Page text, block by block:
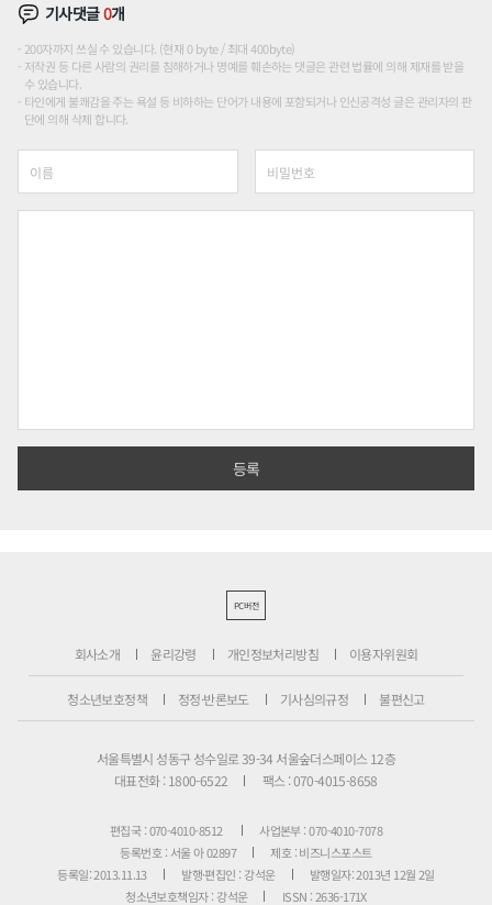
기사댓글0개
200자까지 쓰실 수 있습니다. (현재 0 byte / 최대 400byte)
저작권 등 다른 사람의 권리를 침해하거나 명예를 훼손하는 댓글은 관련 법률에 의해 제재를 받을
수 있습니다.
타인에게 불쾌감을 주는 욕설 등 비하하는 단어가 내용에 포함되거나 인신공격성 글은 관리자의 판
단에 의해 삭제 합니다.
PC버전
회사소개 윤리강령 개인정보처리방침 이용자위원회
청소년보호정책 정정·반론보도 기사심의규정 불편신고
서울특별시 성동구 성수일로 39-34 서울숲더스페이스 12층
대표전화 : 1800-6522
팩스 : 070-4015-8658
편집국 : 070-4010-8512
사업본부 : 070-4010-7078
등록번호 : 서울 아 02897
제호 : 비즈니스포스트
등록일: 2013.11.13
발행·편집인 : 강석운
발행일자: 2013년 12월 2일
청소년보호책임자 : 강석운
ISSN : 2636-171X